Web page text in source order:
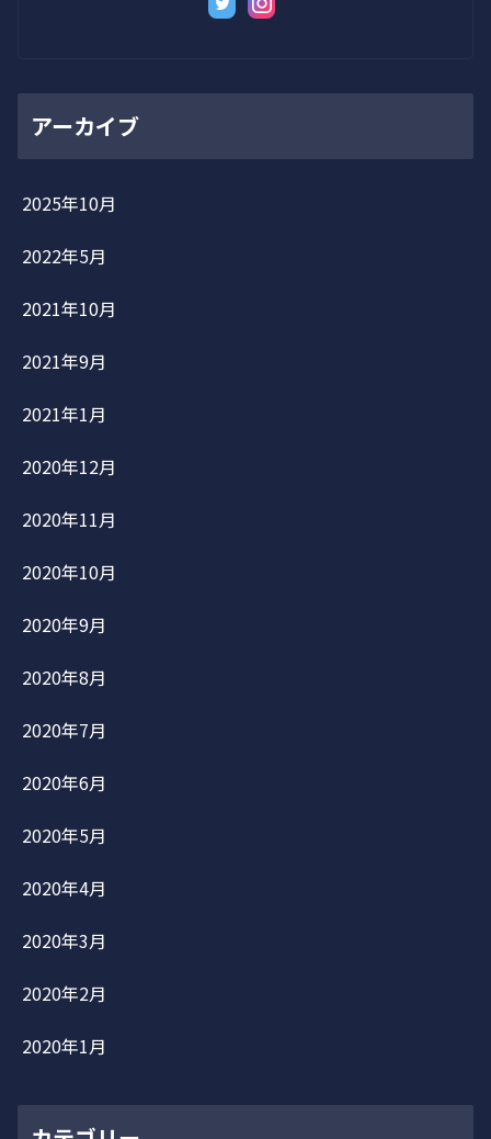
アーカイブ
2025年10月
2022年5月
2021年10月
2021年9月
2021年1月
2020年12月
2020年11月
2020年10月
2020年9月
2020年8月
2020年7月
2020年6月
2020年5月
2020年4月
2020年3月
2020年2月
2020年1月